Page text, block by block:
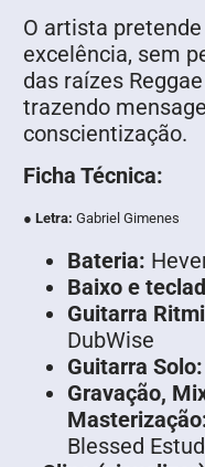
O artista
excelência, sem
das raízes
trazendo
conscientização.
Ficha Técnica:
● Letra: Gabriel Gimenes
Bateria:
Baixo e
Guitarra
DubWise
Guitarra Solo:
Gravação,
Blessed